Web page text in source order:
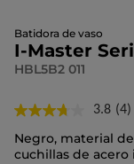
Batidora de vaso
I-Master
HBL5B2 011
3.8 Lea
4
(4)
Negro, material
cuchillas de acero